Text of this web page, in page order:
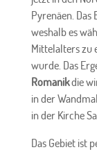
Pyrenäen. Das
weshalb es
Mittelalters zu
wurde. Das
Romanikdie
in der
in der Kirche
Das Gebiet ist